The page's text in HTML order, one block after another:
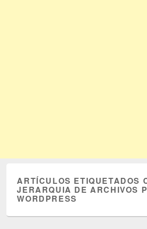
ARTÍCULOS ETIQUETADOS
JERARQUIA DE ARCHIVOS
WORDPRESS